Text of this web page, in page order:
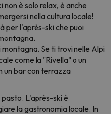
non è solo relax, è anche
nella cultura locale!
per l'après-ski che puoi
montagna. Se ti trovi nelle Alpi
come la "Rivella" o un
un bar con terrazza
L'après-ski è
la gastronomia locale. In